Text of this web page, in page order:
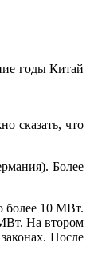
годы Китай
сказать, что
Более
более 10 МВт.
На втором
После